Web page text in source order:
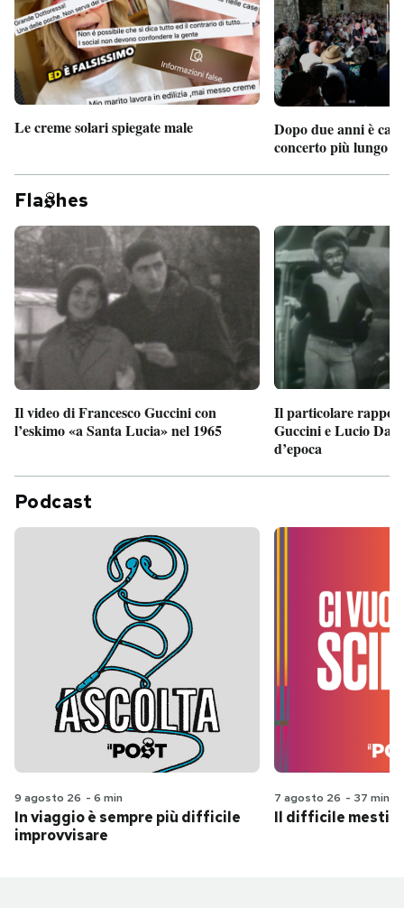
Le creme solari spiegate male
Dopo due anni è
concerto più lungo
Fla hes
Il video di Francesco Guccini con
l’eskimo «a Santa Lucia» nel 1965
Il particolare
Guccini e Lucio
d’epoca
Podcast
9 agosto 26 - 6 min
In viaggio è sempre più difficile
improvvisare
7 agosto 26 - 37 min
Il difficile